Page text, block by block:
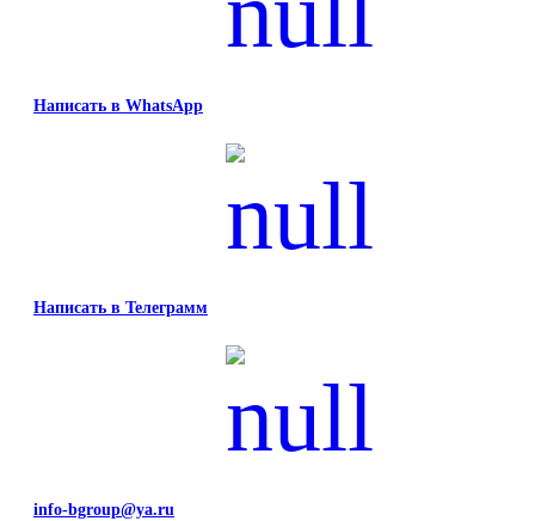
Написать в WhatsApp
Написать в Телеграмм
info-bgroup@ya.ru